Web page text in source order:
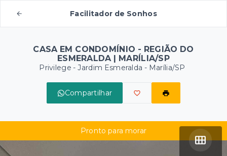
Facilitador de Sonhos
CASA EM CONDOMÍNIO - REGIÃO DO
ESMERALDA | MARÍLIA/SP
Privilege -Jardim Esmeralda - Marília/SP
Compartilhar
Pronto para morar